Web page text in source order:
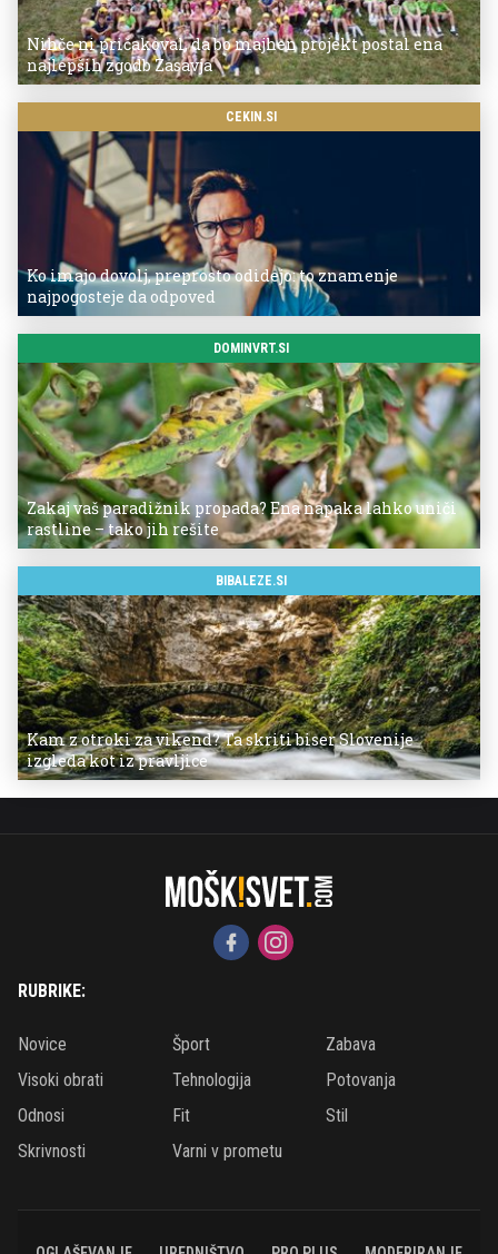
Nihče ni pričakoval, da bo majhen projekt postal ena
najlepših zgodb Zasavja
CEKIN.SI
Ko imajo dovolj, preprosto odidejo: to znamenje
najpogosteje da odpoved
DOMINVRT.SI
Zakaj vaš paradižnik propada? Ena napaka lahko uniči
rastline – tako jih rešite
BIBALEZE.SI
Kam z otroki za vikend? Ta skriti biser Slovenije
izgleda kot iz pravljice
RUBRIKE:
Novice Šport
Zabava
Visoki obrati
Tehnologija
Potovanja
Odnosi
Fit
Stil
Skrivnosti
Varni v prometu